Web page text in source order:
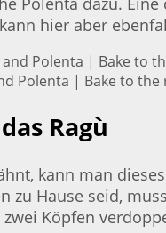
hier aber
Polenta | Bake to the
Ragù
kann man
zu Hause seid,
Köpfen